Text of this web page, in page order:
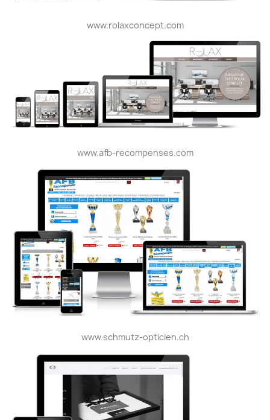
www.rolaxconcept.com
www.afb-recompenses.com
www.schmutz-opticien.ch